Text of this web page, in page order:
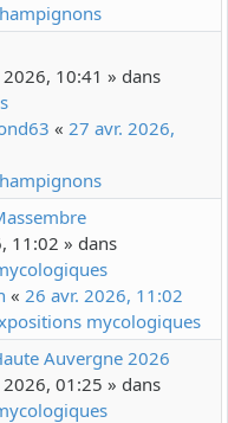
2026, 10:41 » dans
« 27 avr. 2026,
11:02 » dans
« 26 avr. 2026, 11:02
mycologiques
Auvergne 2026
2026, 01:25 » dans